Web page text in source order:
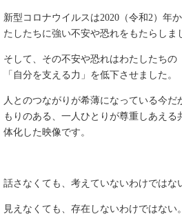
新型コロナウイルスは2020（令和2）年
たしたちに強い不安や恐れをもたらしま
そして、その不安や恐れはわたしたちの
「自分を支える力」を低下させました。
人とのつながりが希薄になっている今だ
もりのある、一人ひとりが尊重しあえ
体化した映像です。
話さなくても、考えていないわけではな
見えなくても、存在しないわけではない。